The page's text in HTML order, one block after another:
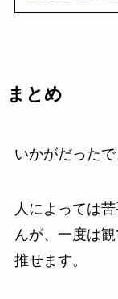
まとめ
いかがだったで
人によっては
んが、一度は
推せます。